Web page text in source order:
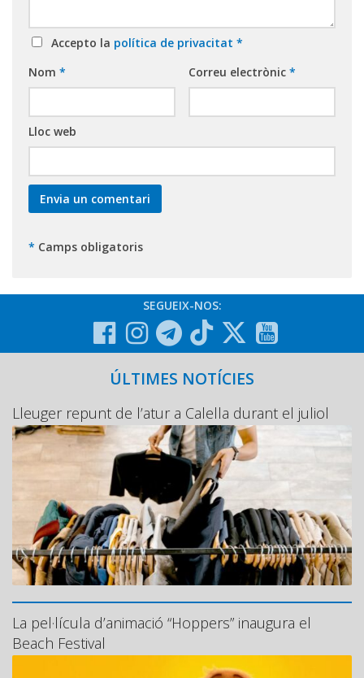
Accepto la política de privacitat *
Nom * Correu electrònic *
Lloc web
* Camps obligatoris
SEGUEIX-NOS:
ÚLTIMES NOTÍCIES
Lleuger repunt de l’atur a Calella durant el juliol
La pel·lícula d’animació “Hoppers” inaugura el
Beach Festival